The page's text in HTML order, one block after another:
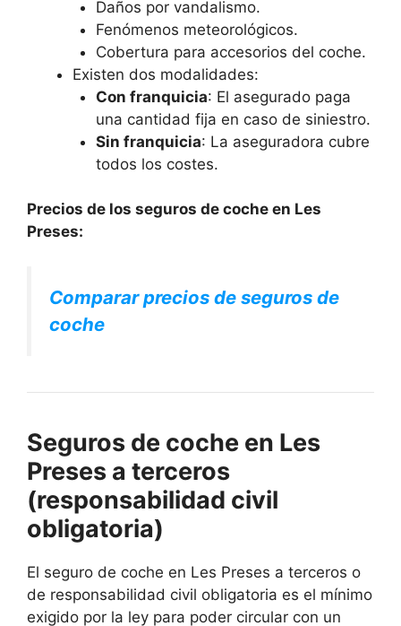
Daños por vandalismo.
Fenómenos meteorológicos.
Cobertura para accesorios del coche.
Existen dos modalidades:
Con franquicia: El asegurado paga
una cantidad fija en caso de siniestro.
Sin franquicia: La aseguradora cubre
todos los costes.
Precios de los seguros de coche en Les
Preses:
Comparar precios de seguros de
coche
Seguros de coche en Les
Preses a terceros
(responsabilidad civil
obligatoria)
El seguro de coche en Les Preses a terceros o
de responsabilidad civil obligatoria es el mínimo
exigido por la ley para poder circular con un